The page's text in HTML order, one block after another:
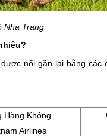
Nha Trang
nối gần lại bằng các
Hàng Không
Airlines